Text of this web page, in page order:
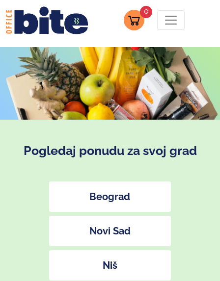
0
Pogledaj ponudu za svoj grad
Beograd
Novi Sad
Niš